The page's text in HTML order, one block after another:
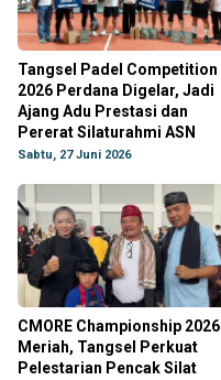
Tangsel Padel Competition
2026 Perdana Digelar, Jadi
Ajang Adu Prestasi dan
Pererat Silaturahmi ASN
Sabtu, 27 Juni 2026
CMORE Championship 2026
Meriah, Tangsel Perkuat
Pelestarian Pencak Silat